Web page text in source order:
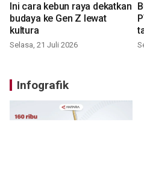
Ini cara kebun raya dekatkan
budaya ke Gen Z lewat
kultura
Selasa, 21 Juli 2026
Infografik